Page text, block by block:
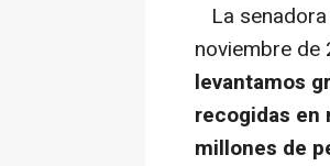
La
noviembre de
levantamos
recogidas en
millones de